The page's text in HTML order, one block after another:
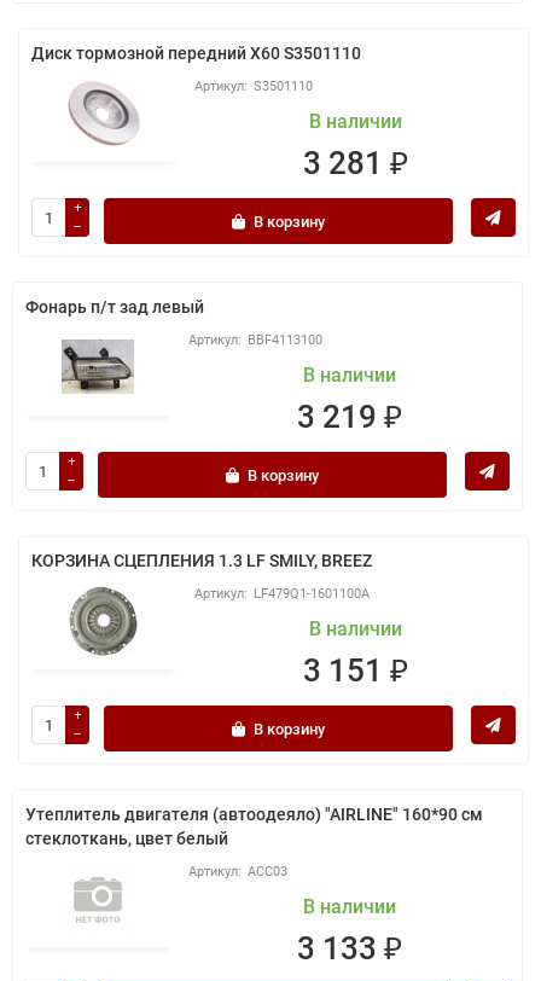
Диск тормозной передний X60 S3501110
S3501110
В наличии
3 281 ₽
В корзину
Фонарь п/т зад левый
BBF4113100
В наличии
3 219 ₽
В корзину
КОРЗИНА СЦЕПЛЕНИЯ 1.3 LF SMILY, BREEZ
LF479Q1-1601100A
В наличии
3 151 ₽
В корзину
Утеплитель двигателя (автоодеяло) "AIRLINE" 160*90 см
стеклоткань, цвет белый
ACC03
В наличии
3 133 ₽